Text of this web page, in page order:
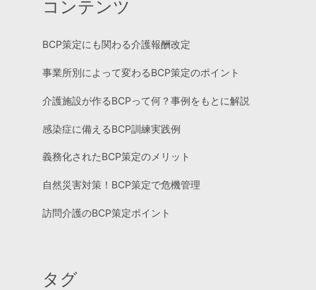
コンテンツ
BCP策定にも関わる介護報酬改定
事業所別によって変わるBCP策定のポイント
介護施設が作るBCPって何？事例をもとに解説
感染症に備えるBCP訓練実践例
義務化されたBCP策定のメリット
自然災害対策！BCP策定で危機管理
訪問介護のBCP策定ポイント
タグ